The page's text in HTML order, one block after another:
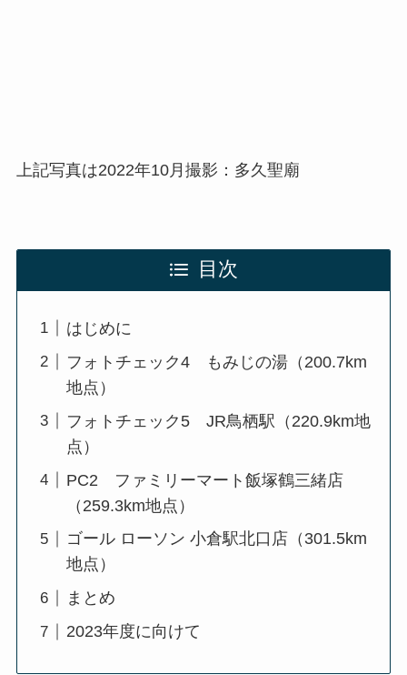
上記写真は2022年10月撮影：多久聖廟
目次
はじめに
フォトチェック4 もみじの湯（200.7km
地点）
フォトチェック5 JR鳥栖駅（220.9km地
点）
PC2 ファミリーマート飯塚鶴三緒店
（259.3km地点）
ゴール ローソン 小倉駅北口店（301.5km
地点）
まとめ
2023年度に向けて